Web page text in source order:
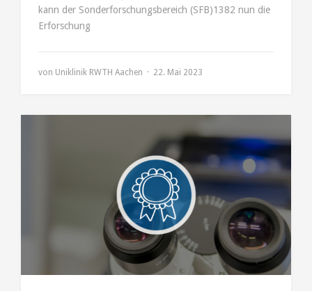
kann der Sonderforschungsbereich (SFB)1382 nun die
Erforschung
von Uniklinik RWTH Aachen 22. Mai 2023